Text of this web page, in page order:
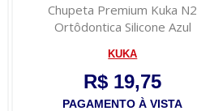
Chupeta Premium Kuka N2
Ortôdontica Silicone Azul
KUKA
R$ 19,75
PAGAMENTO À VISTA